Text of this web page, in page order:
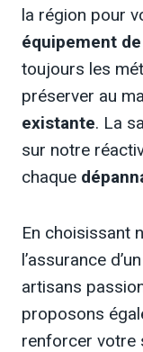
la région pour
équipement
toujours les
préserver au
existante. La
sur notre
chaque
En choisissant
l’assurance
artisans
proposons
renforcer votre